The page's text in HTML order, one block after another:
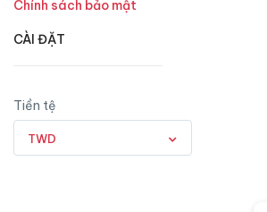
Chính sách bảo mật
CÀI ĐẶT
Tiền tệ
TWD